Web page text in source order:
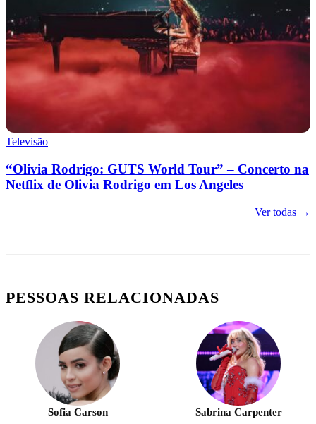
Televisão
“Olivia Rodrigo: GUTS World Tour” – Concerto na
Netflix de Olivia Rodrigo em Los Angeles
Ver todas →
PESSOAS RELACIONADAS
Sofia Carson Sabrina Carpenter